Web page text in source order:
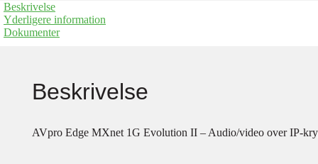
Beskrivelse
Yderligere information
Dokumenter
Beskrivelse
AVpro Edge MXnet 1G Evolution II – Audio/video over IP-